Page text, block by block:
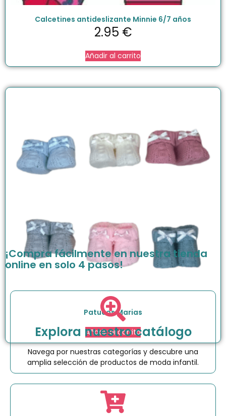
Calcetines antideslizante Minnie 6/7 años
2.95 €
Añadir al carrito
Patucos Marias
Añadir al carrito
¡Compra fácilmente en nuestra tienda
online en solo 4 pasos!
Explora nuestro catálogo
Navega por nuestras categorías y descubre una
amplia selección de productos de moda infantil.